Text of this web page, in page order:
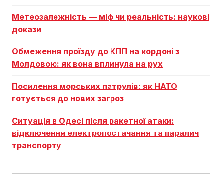
Метеозалежність — міф чи реальність: наукові
докази
Обмеження проїзду до КПП на кордоні з
Молдовою: як вона вплинула на рух
Посилення морських патрулів: як НАТО
готується до нових загроз
Ситуація в Одесі після ракетної атаки:
відключення електропостачання та паралич
транспорту